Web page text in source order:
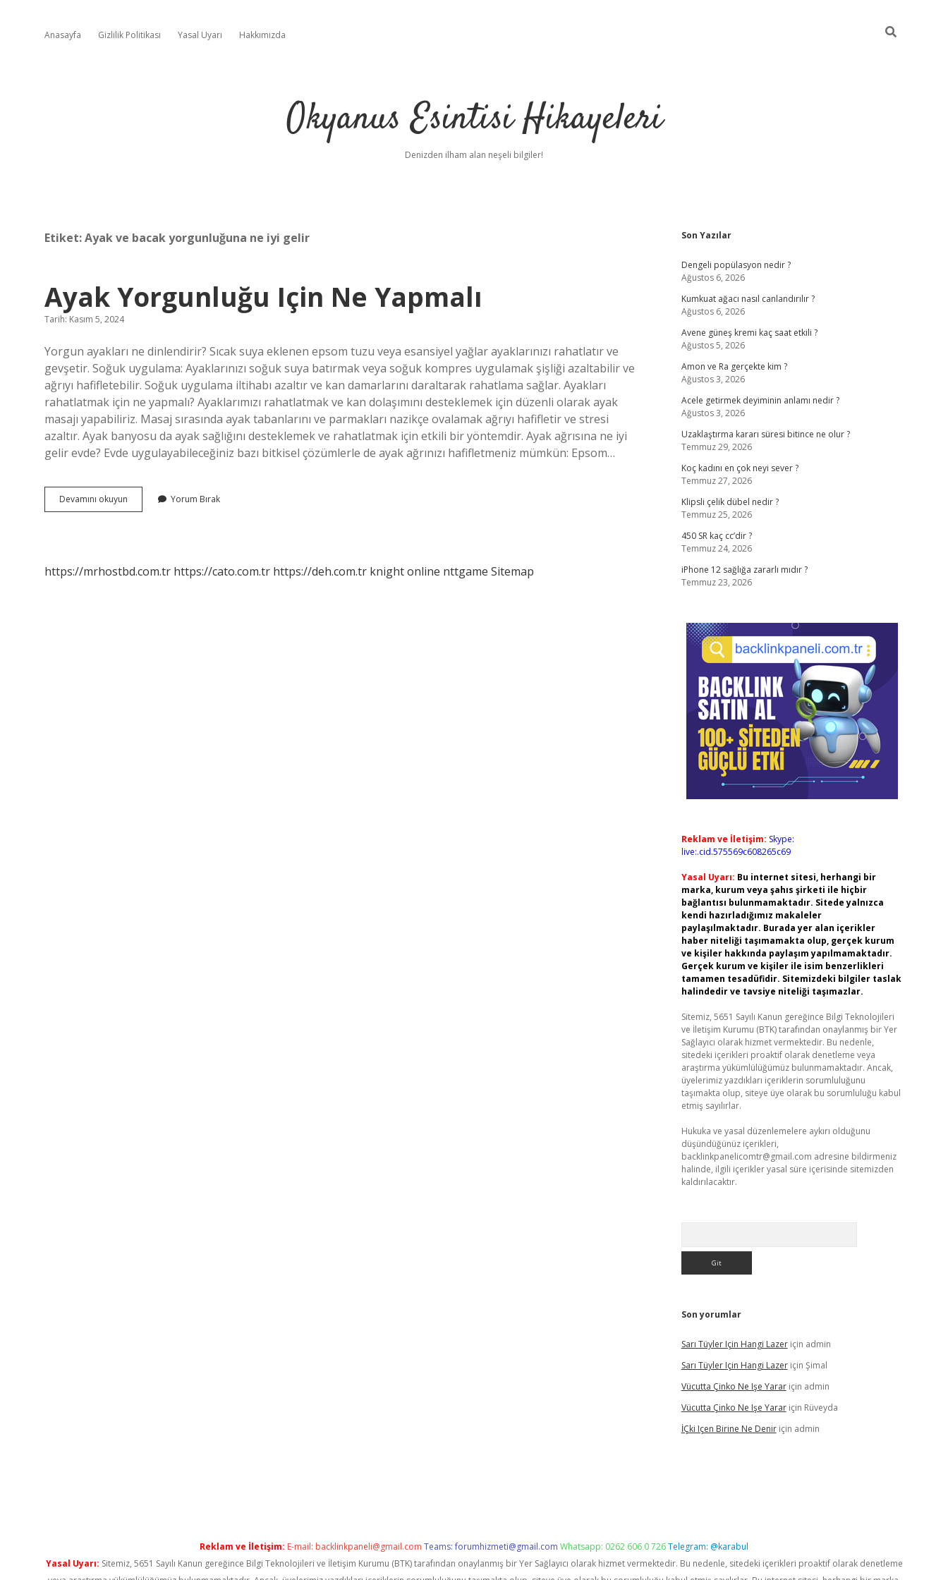
Anasayfa Gizlilik Politikası Yasal Uyarı Hakkımızda
Okyanus Esintisi Hikayeleri
Denizden ilham alan neşeli bilgiler!
Etiket:Ayak ve bacak yorgunluğuna ne iyi gelir
Ayak Yorgunluğu Için Ne Yapmalı
Tarih: Kasım 5, 2024
Yorgun ayakları ne dinlendirir? Sıcak suya eklenen epsom tuzu veya esansiyel yağlar ayaklarınızı rahatlatır ve
gevşetir. Soğuk uygulama: Ayaklarınızı soğuk suya batırmak veya soğuk kompres uygulamak şişliği azaltabilir ve
ağrıyı hafifletebilir. Soğuk uygulama iltihabı azaltır ve kan damarlarını daraltarak rahatlama sağlar. Ayakları
rahatlatmak için ne yapmalı? Ayaklarımızı rahatlatmak ve kan dolaşımını desteklemek için düzenli olarak ayak
masajı yapabiliriz. Masaj sırasında ayak tabanlarını ve parmakları nazikçe ovalamak ağrıyı hafifletir ve stresi
azaltır. Ayak banyosu da ayak sağlığını desteklemek ve rahatlatmak için etkili bir yöntemdir. Ayak ağrısına ne iyi
gelir evde? Evde uygulayabileceğiniz bazı bitkisel çözümlerle de ayak ağrınızı hafifletmeniz mümkün: Epsom…
Devamını okuyun
Yorgunluğu
Yorum Bırak
https://mrhostbd.com.tr https://cato.com.tr https://deh.com.tr knight online nttgame Sitemap
Sidebar
Son Yazılar
Dengeli popülasyon nedir ?
Ağustos 6, 2026
Kumkuat ağacı nasıl canlandırılır ?
Ağustos 6, 2026
Avene güneş kremi kaç saat etkili ?
Ağustos 5, 2026
Amon ve Ra gerçekte kim ?
Ağustos 3, 2026
Acele getirmek deyiminin anlamı nedir ?
Ağustos 3, 2026
Uzaklaştırma kararı süresi bitince ne olur ?
Temmuz 29, 2026
Koç kadını en çok neyi sever ?
Temmuz 27, 2026
Klipsli çelik dübel nedir ?
Temmuz 25, 2026
450 SR kaç cc’dir ?
Temmuz 24, 2026
iPhone 12 sağlığa zararlı mıdır ?
Temmuz 23, 2026
Reklam ve İletişim: Skype:
live:.cid.575569c608265c69
Yasal Uyarı: Bu internet sitesi, herhangi bir
marka, kurum veya şahıs şirketi ile hiçbir
bağlantısı bulunmamaktadır. Sitede yalnızca
kendi hazırladığımız makaleler
paylaşılmaktadır. Burada yer alan içerikler
haber niteliği taşımamakta olup, gerçek kurum
ve kişiler hakkında paylaşım yapılmamaktadır.
Gerçek kurum ve kişiler ile isim benzerlikleri
tamamen tesadüfidir. Sitemizdeki bilgiler taslak
halindedir ve tavsiye niteliği taşımazlar.
Sitemiz, 5651 Sayılı Kanun gereğince Bilgi Teknolojileri
ve İletişim Kurumu (BTK) tarafından onaylanmış bir Yer
Sağlayıcı olarak hizmet vermektedir. Bu nedenle,
sitedeki içerikleri proaktif olarak denetleme veya
araştırma yükümlülüğümüz bulunmamaktadır. Ancak,
üyelerimiz yazdıkları içeriklerin sorumluluğunu
taşımakta olup, siteye üye olarak bu sorumluluğu kabul
etmiş sayılırlar.
Hukuka ve yasal düzenlemelere aykırı olduğunu
düşündüğünüz içerikleri,
backlinkpanelicomtr@gmail.com adresine bildirmeniz
halinde, ilgili içerikler yasal süre içerisinde sitemizden
kaldırılacaktır.
Son yorumlar
Sarı Tüyler Için Hangi Lazeriçin admin
Sarı Tüyler Için Hangi Lazeriçin Şimal
Vücutta Çinko Ne Işe Yarariçin admin
Vücutta Çinko Ne Işe Yarariçin Rüveyda
İÇki Içen Birine Ne Deniriçin admin
Reklam ve İletişim: E-mail: backlinkpaneli@gmail.com Teams:forumhizmeti@gmail.com Whatsapp: 0262 606 0 726Telegram: @karabul
Yasal Uyarı: Sitemiz, 5651 Sayılı Kanun gereğince Bilgi Teknolojileri ve İletişim Kurumu (BTK) tarafından onaylanmış bir Yer Sağlayıcı olarak hizmet vermektedir. Bu nedenle, sitedeki içerikleri proaktif olarak denetleme